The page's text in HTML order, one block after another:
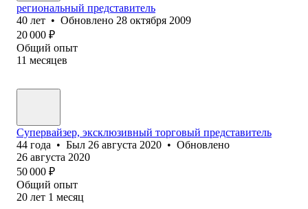
региональный представитель
40 лет • Обновлено 28 октября 2009
20 000 ₽
Общий опыт
11 месяцев
Супервайзер, эксклюзивный торговый представитель
44 года • Был 26 августа 2020 • Обновлено
26 августа 2020
50 000 ₽
Общий опыт
20 лет 1 месяц